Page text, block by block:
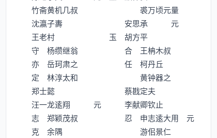
竹斋黄机几叔 裘万顷元量
沈瀛子夀 安思承 元
王老村 玉 胡方平
守 杨缵继翁 合 王柟木叔
亦 岳珂肃之 任 柯丹丘
定 林淳太和 黄钟器之
郑士懿 蔡戡定夫
汪一龙逺翔 元 李献卿钦止
志 郑颖茂叔 忍 申志逺大用 元
克 余隅 游佀景仁